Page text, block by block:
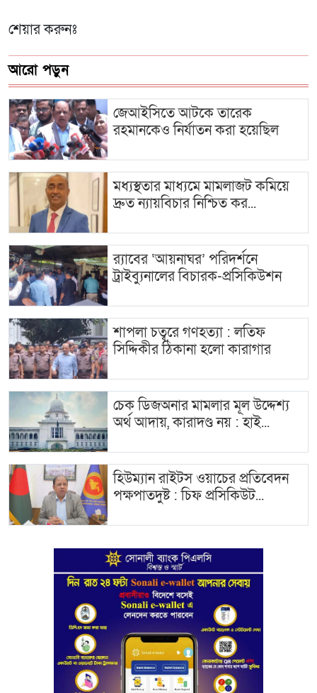
শেয়ার করুনঃ
আরো পড়ুন
জেআইসিতে আটকে তারেক
রহমানকেও নির্যাতন করা হয়েছিল
মধ্যস্থতার মাধ্যমে মামলাজট কমিয়ে
দ্রুত ন্যায়বিচার নিশ্চিত কর...
র‍্যাবের ‘আয়নাঘর’ পরিদর্শনে
ট্রাইব্যুনালের বিচারক-প্রসিকিউশন
শাপলা চত্বরে গণহত্যা : লতিফ
সিদ্দিকীর ঠিকানা হলো কারাগার
চেক ডিজঅনার মামলার মূল উদ্দেশ্য
অর্থ আদায়, কারাদণ্ড নয় : হাই...
হিউম্যান রাইটস ওয়াচের প্রতিবেদন
পক্ষপাতদুষ্ট : চিফ প্রসিকিউট...